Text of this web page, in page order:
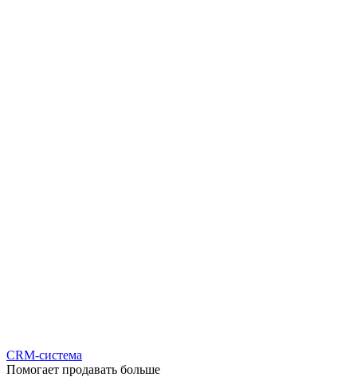
CRM-система
Помогает продавать больше